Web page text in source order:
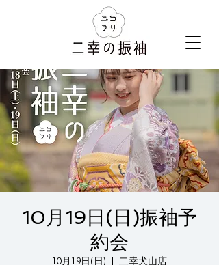
10月19日(日)振袖予
約会
10月19日(日)
  |
二幸犬山店